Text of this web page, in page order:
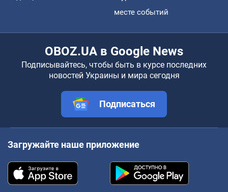
месте событий
OBOZ.UA в Google News
Подписывайтесь, чтобы быть в курсе последних
новостей Украины и мира сегодня
Подписаться
Загружайте наше приложение